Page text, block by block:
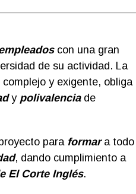
con una gran
de su actividad. La
y exigente, obliga
y polivalencia de
para formara todo
, dando cumplimiento a
El Corte Inglés.